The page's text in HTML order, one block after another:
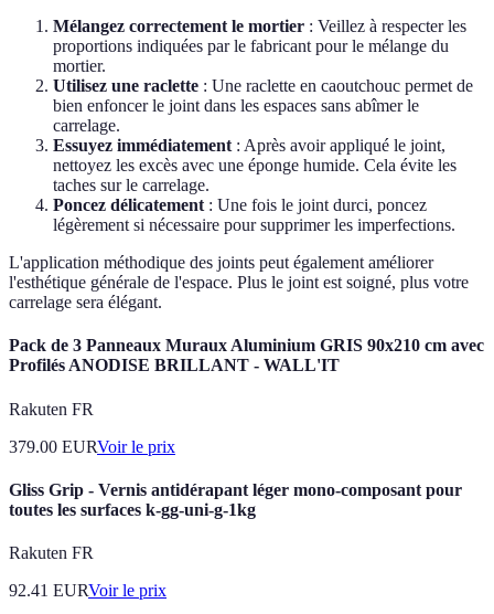
Mélangez correctement le mortier : Veillez à respecter les
proportions indiquées par le fabricant pour le mélange du
mortier.
Utilisez une raclette : Une raclette en caoutchouc permet de
bien enfoncer le joint dans les espaces sans abîmer le
carrelage.
Essuyez immédiatement : Après avoir appliqué le joint,
nettoyez les excès avec une éponge humide. Cela évite les
taches sur le carrelage.
Poncez délicatement : Une fois le joint durci, poncez
légèrement si nécessaire pour supprimer les imperfections.
L'application méthodique des joints peut également améliorer
l'esthétique générale de l'espace. Plus le joint est soigné, plus votre
carrelage sera élégant.
Pack de 3 Panneaux Muraux Aluminium GRIS 90x210 cm avec
Profilés ANODISE BRILLANT - WALL'IT
Rakuten FR
379.00 EURVoir le prix
Gliss Grip - Vernis antidérapant léger mono-composant pour
toutes les surfaces k-gg-uni-g-1kg
Rakuten FR
92.41 EURVoir le prix